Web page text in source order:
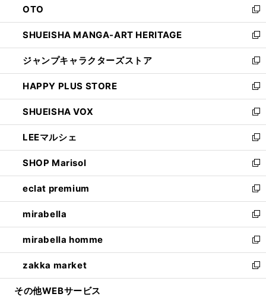
で
開
く
ド
ウ
で
開
く
OTO
新
し
い
ウ
ィ
ン
ド
ウ
で
開
く
SHUEISHA MANGA-ART HERITAGE
新
し
い
ウ
ィ
ン
ド
ウ
で
開
く
ジャンプキャラクターズストア
新
し
い
ウ
ィ
ン
ド
ウ
で
開
く
HAPPY PLUS STORE
新
し
い
ウ
ィ
ン
ド
ウ
で
開
く
SHUEISHA VOX
新
し
い
ウ
ィ
ン
ド
ウ
で
開
く
LEEマルシェ
新
し
い
ウ
ィ
ン
ド
ウ
で
開
く
SHOP Marisol
新
し
い
ウ
ィ
ン
ド
ウ
で
開
eclat premium
新
し
い
ウ
ィ
ン
ド
ウ
mirabella
新
し
い
ウ
ィ
ン
mirabella homme
新
し
い
ウ
zakka market
新
し
その他WEBサービス